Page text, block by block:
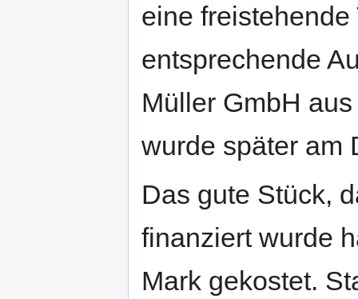
eine
entsprechende
Müller GmbH
wurde später am
Das gute Stück,
finanziert wurde
Mark gekostet.